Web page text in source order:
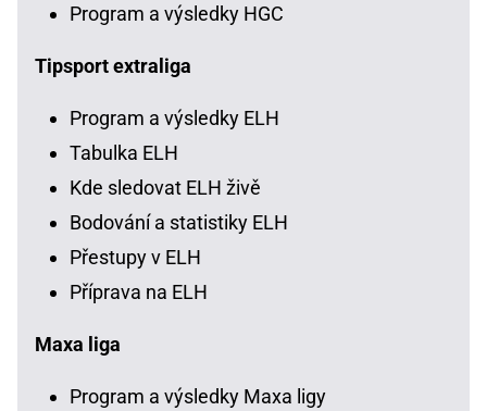
Program a výsledky HGC
Tipsport extraliga
Program a výsledky ELH
Tabulka ELH
Kde sledovat ELH živě
Bodování a statistiky ELH
Přestupy v ELH
Příprava na ELH
Maxa liga
Program a výsledky Maxa ligy